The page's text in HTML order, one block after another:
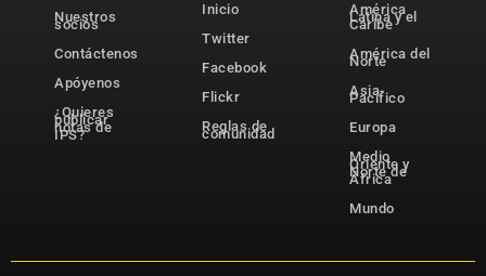
Nuestros
socios
Contáctenos
Apóyenos
¿Quieres
publicar
notas de
IPS?
Inicio
Twitter
Facebook
Flickr
Reglas de
comunidad
América
Latina y el
Caribe
América del
Norte
Asia-
Pacífico
Europa
Medio
Oriente y
Norte de
África
Mundo